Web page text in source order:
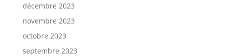
décembre 2023
novembre 2023
octobre 2023
septembre 2023